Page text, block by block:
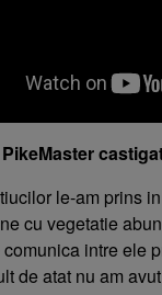
le-am prins
cu vegetatie
intre ele
de atat nu am